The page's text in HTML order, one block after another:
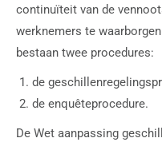
continuïteit van de
werknemers te
bestaan twee procedures:
de
de enquêteprocedure.
De Wet aanpassing